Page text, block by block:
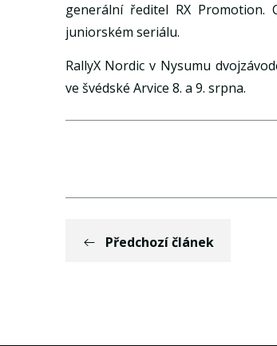
generální ředitel RX
juniorském seriálu.
RallyX Nordic v Nysumu
ve švédské Arvice 8. a 9. srpna.
Předchozí článek